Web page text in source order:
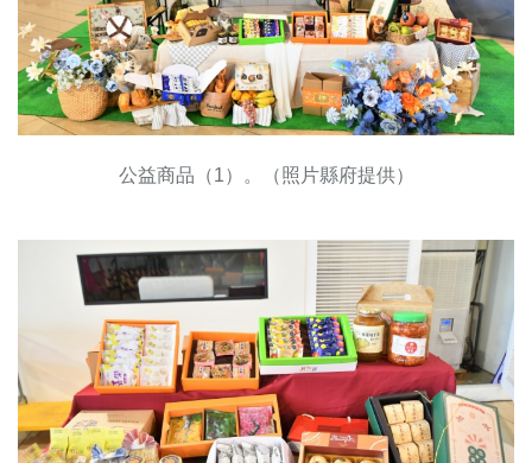
公益商品（1）。（照片縣府提供）